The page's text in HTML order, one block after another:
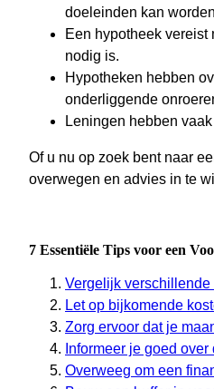
doeleinden kan
Een hypotheek
nodig is.
Hypotheken hebben
onderliggende
Leningen hebben
Of u nu op zoek bent naar
overwegen en advies in te
7 Essentiële Tips voor een
Vergelijk verschillende
Let op bijkomende
Zorg ervoor dat je
Informeer je goed
Overweeg om een